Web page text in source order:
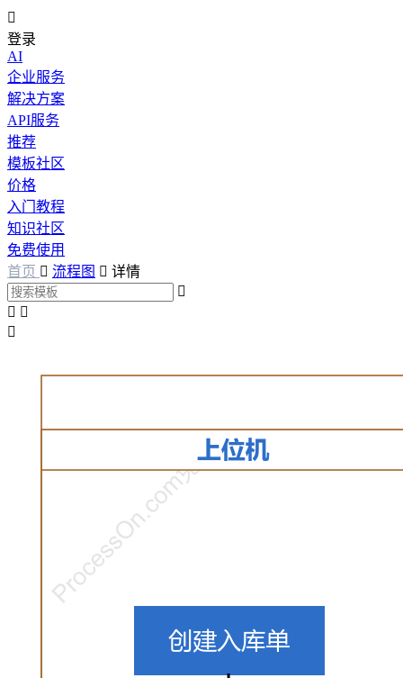

登录
AI
企业服务
解决方案
API服务
推荐
模板社区
价格
入门教程
知识社区
免费使用
首页  流程图  详情

 
